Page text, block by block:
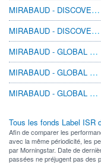
MIRABAUD - DISCOVERY EUROPE N EUR ACC
MIRABAUD - DISCOVERY EUROPE D GBP ACC
MIRABAUD - GLOBAL DIVIDEND N CHF ACC
MIRABAUD - GLOBAL DIVIDEND N USD ACC
MIRABAUD - GLOBAL DIVIDEND N EUR ACC
Tous les fonds Label ISR
Afin de comparer les
avec la même périodicité, les
par Morningstar. Date de
passées ne préjugent pas des